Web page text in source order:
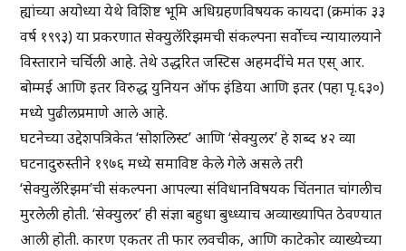
ह्यांच्या अयोध्या येथे विशिष्ट भूमि अधिग्रहणविषयक कायदा (क्रमांक ३३
वर्ष १९९३) या प्रकरणात सेक्युलॅरिझमची संकल्पना सर्वोच्च न्यायालयाने
विस्ताराने चर्चिली आहे. तेथे उद्धरित जस्टिस अहमदींचे मत एस् आर.
बोम्मई आणि इतर विरुद्ध युनियन ऑफ इंडिया आणि इतर (पहा पृ.६३०)
मध्ये पुढीलप्रमाणे आले आहे.
घटनेच्या उद्देशपत्रिकेत ‘सोशलिस्ट’ आणि ‘सेक्युलर’ हे शब्द ४२ व्या
घटनादुरुस्तीने १९७६ मध्ये समाविष्ट केले गेले असले तरी
‘सेक्युलॅरिझम’ची संकल्पना आपल्या संविधानविषयक चिंतनात चांगलीच
मुरलेली होती. ‘सेक्युलर’ ही संज्ञा बहुधा बुध्ध्याच अव्याख्यापित ठेवण्यात
आली होती. कारण एकतर ती फार लवचीक, आणि काटेकोर व्याख्येच्या